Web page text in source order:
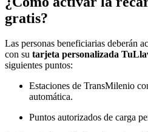
gratis?
Las personas beneficiarias deberán
con su tarjeta personalizada
siguientes puntos:
Estaciones de TransMilenio
automática.
Puntos autorizados de carga